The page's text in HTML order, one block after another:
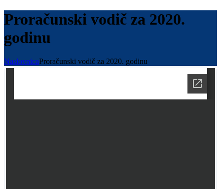
Proračunski vodič za 2020.
godinu
NaslovnicaProračunski vodič za 2020. godinu